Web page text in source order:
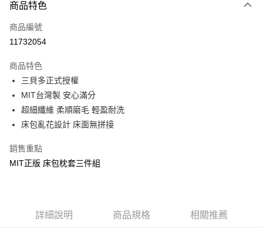
信用卡一次付款
超商取貨付款
Apple Pay
街口支付
悠遊付
Google Pay
ATM付款
全家★依產品說明
商品特色
商品編號
11732054
商品特色
三貝多正式授權
MIT台灣製 安心滿分
超細纖維 柔順磨毛 輕盈耐洗
床包亂花設計 床面無拼接
銷售重點
MIT正版 床包枕套三件組
詳細說明 商品規格 相關推薦